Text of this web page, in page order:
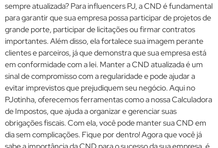
sempre atualizada? Para influencers PJ, a CND é fundamental
para garantir que sua empresa possa participar de projetos de
grande porte, participar de licitações ou firmar contratos
importantes. Além disso, ela fortalece sua imagem perante
clientes e parceiros, já que demonstra que sua empresa está
em conformidade com a lei. Manter a CND atualizada é um
sinal de compromisso com a regularidade e pode ajudar a
evitar imprevistos que prejudiquem seu negócio. Aqui no
PJotinha, oferecemos ferramentas como a nossa Calculadora
de Impostos, que ajuda a organizar e gerenciar suas
obrigações fiscais. Com ela, você pode manter sua CND em
dia sem complicações. Fique por dentro! Agora que você já